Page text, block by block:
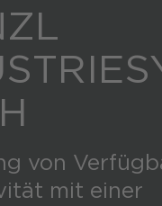
Einmeldung
Republic (čeština)
(Română)
(English)
von
mit einer